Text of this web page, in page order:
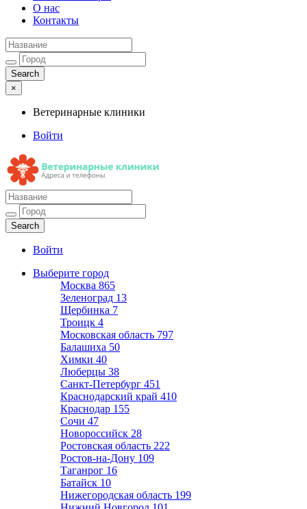
О нас
Контакты
×
Ветеринарные клиники
Войти
Ветеринарные клиники
Адреса и телефоны
Войти
Выберите город
Москва 865
Зеленоград 13
Щербинка 7
Троицк 4
Московская область 797
Балашиха 50
Химки 40
Люберцы 38
Санкт-Петербург 451
Краснодарский край 410
Краснодар 155
Сочи 47
Новороссийск 28
Ростовская область 222
Ростов-на-Дону 109
Таганрог 16
Батайск 10
Нижегородская область 199